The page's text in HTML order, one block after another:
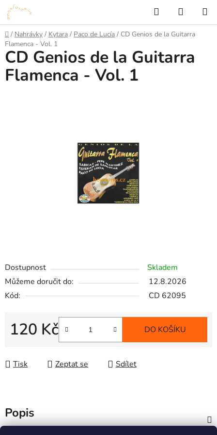
Přejít
na
obsah
Hledat
KOŠÍK
Domů
/ Nahrávky / Kytara / Paco de Lucía / CD Genios de la Guitarra
Flamenca - Vol. 1
Dostupnost
Skladem
Můžeme doručit do:
12.8.2026
Kód:
CD 62095
120 Kč DO KOŠÍKU
Tisk Zeptat se Sdílet
CD Genios de la Guitarra
Flamenca - Vol. 1
Popis